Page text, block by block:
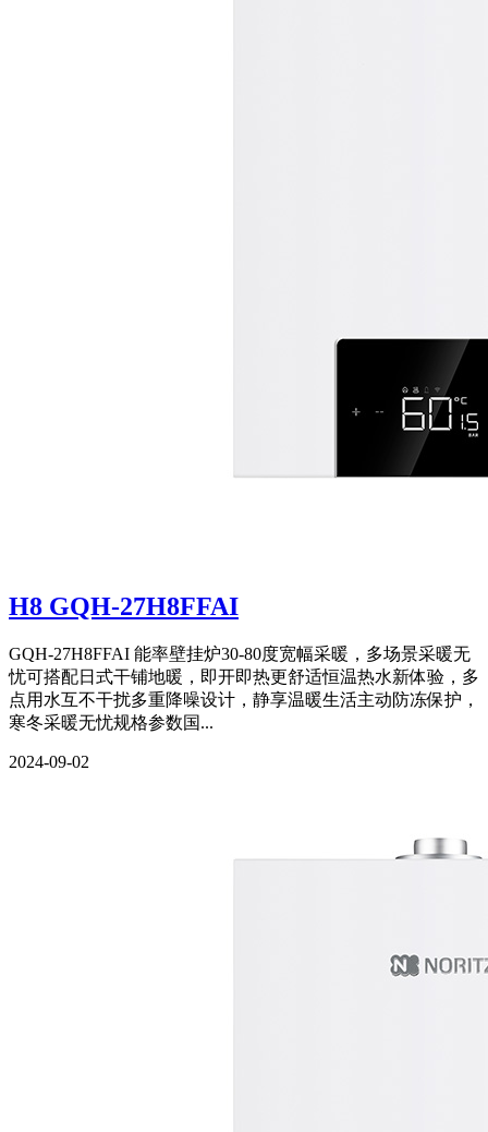
H8 GQH-27H8FFAI
GQH-27H8FFAI 能率壁挂炉30-80度宽幅采暖，多场景采暖无
忧可搭配日式干铺地暖，即开即热更舒适恒温热水新体验，多
点用水互不干扰多重降噪设计，静享温暖生活主动防冻保护，
寒冬采暖无忧规格参数国...
2024-09-02